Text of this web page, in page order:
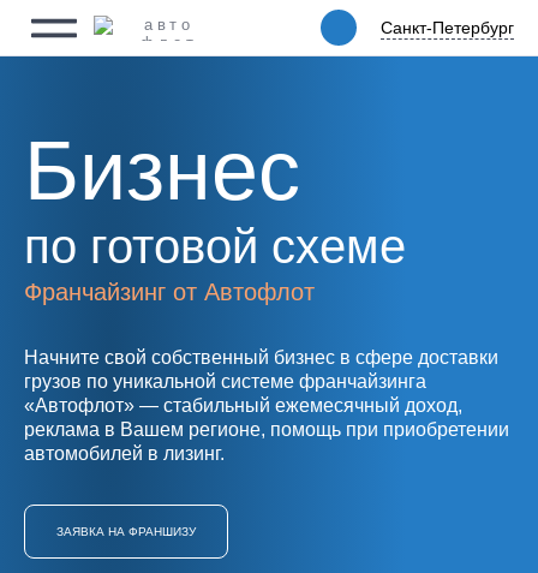
Санкт-Петербург
Услуги
Цены
Акции
Упаковка
Бизнес
по готовой схеме
Франчайзинг от Автофлот
Начните свой собственный бизнес в сфере доставки
грузов по уникальной системе франчайзинга
«Автофлот» — стабильный ежемесячный доход,
реклама в Вашем регионе, помощь при приобретении
автомобилей в лизинг.
ЗАЯВКА НА ФРАНШИЗУ